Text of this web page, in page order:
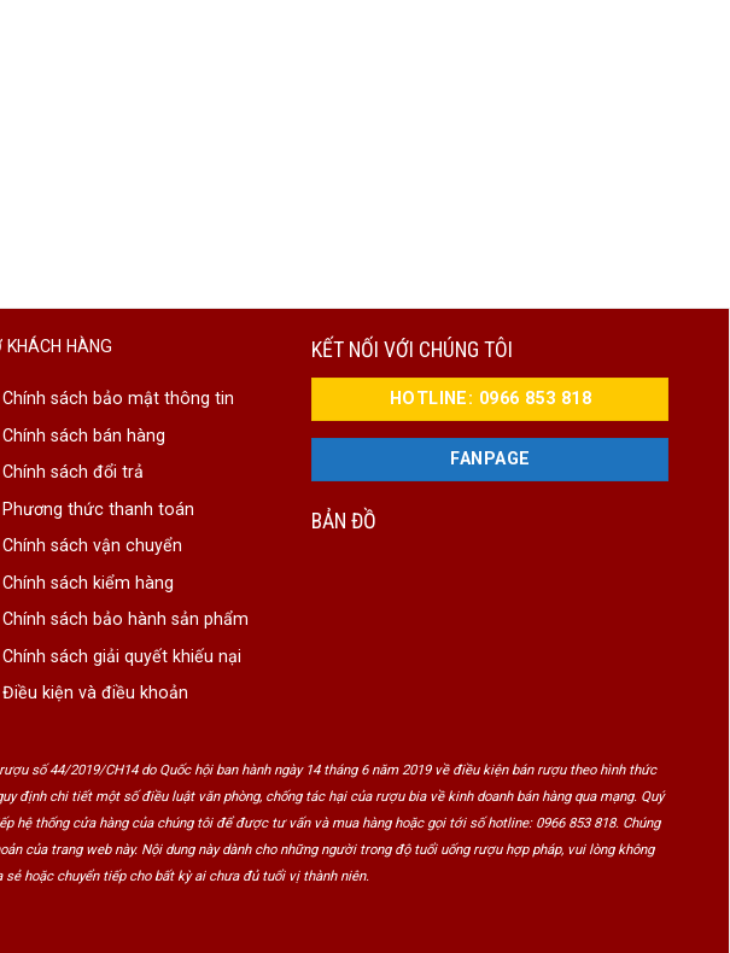
KHÁCH HÀNG
Chính sách bảo mật thông tin
Chính sách bán hàng
Chính sách đổi trả
Phương thức thanh toán
Chính sách vận chuyển
Chính sách kiểm hàng
Chính sách bảo hành sản phẩm
Chính sách giải quyết khiếu nại
Điều kiện và điều khoản
KẾT NỐI VỚI CHÚNG TÔI
HOTLINE: 0966 853 818
FANPAGE
BẢN ĐỒ
số 44/2019/CH14 do Quốc hội ban hành ngày 14 tháng 6 năm 2019 về điều kiện bán rượu theo hình thức
định chi tiết một số điều luật văn phòng, chống tác hại của rượu bia về kinh doanh bán hàng qua mạng. Quý
hệ thống cửa hàng của chúng tôi để được tư vấn và mua hàng hoặc gọi tới số hotline: 0966 853 818. Chúng
của trang web này. Nội dung này dành cho những người trong độ tuổi uống rượu hợp pháp, vui lòng không
sẻ hoặc chuyển tiếp cho bất kỳ ai chưa đủ tuổi vị thành niên.